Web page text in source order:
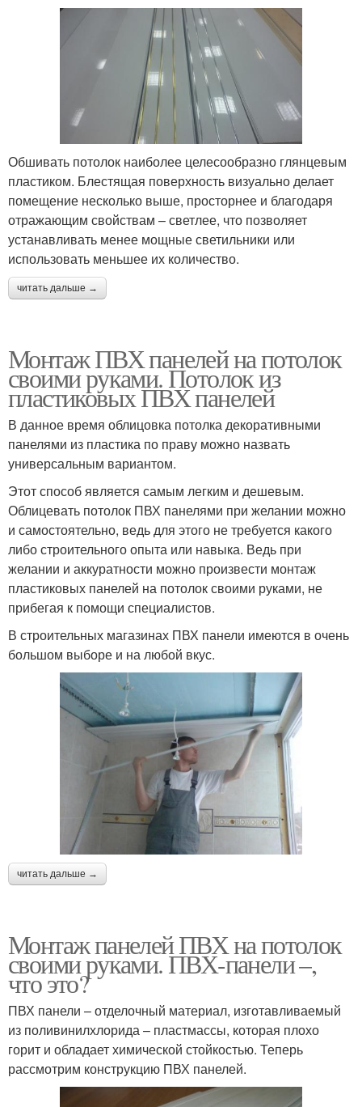
Обшивать потолок наиболее целесообразно глянцевым
пластиком. Блестящая поверхность визуально делает
помещение несколько выше, просторнее и благодаря
отражающим свойствам – светлее, что позволяет
устанавливать менее мощные светильники или
использовать меньшее их количество.
читать дальше →
Монтаж ПВХ панелей на потолок
своими руками. Потолок из
пластиковых ПВХ панелей
В данное время облицовка потолка декоративными
панелями из пластика по праву можно назвать
универсальным вариантом.
Этот способ является самым легким и дешевым.
Облицевать потолок ПВХ панелями при желании можно
и самостоятельно, ведь для этого не требуется какого
либо строительного опыта или навыка. Ведь при
желании и аккуратности можно произвести монтаж
пластиковых панелей на потолок своими руками, не
прибегая к помощи специалистов.
В строительных магазинах ПВХ панели имеются в очень
большом выборе и на любой вкус.
читать дальше →
Монтаж панелей ПВХ на потолок
своими руками. ПВХ-панели –,
что это?
ПВХ панели – отделочный материал, изготавливаемый
из поливинилхлорида – пластмассы, которая плохо
горит и обладает химической стойкостью. Теперь
рассмотрим конструкцию ПВХ панелей.